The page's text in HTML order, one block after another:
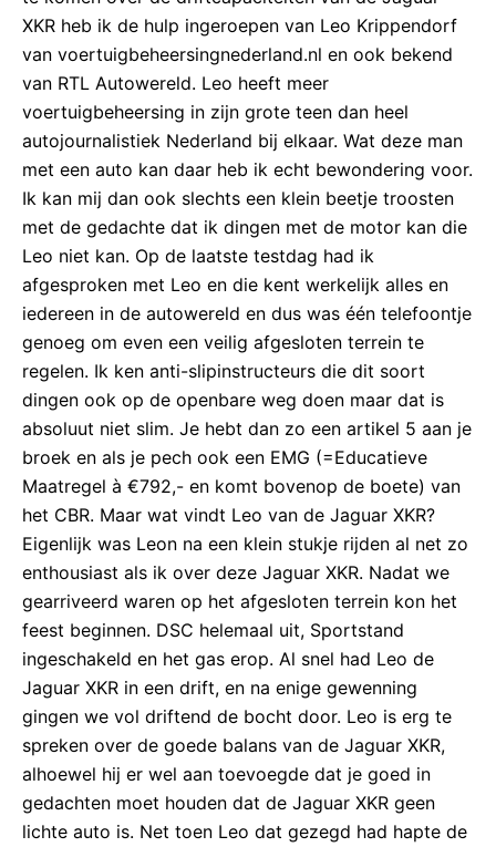
XKR heb ik de hulp ingeroepen van Leo Krippendorf
van voertuigbeheersingnederland.nl en ook bekend
van RTL Autowereld. Leo heeft meer
voertuigbeheersing in zijn grote teen dan heel
autojournalistiek Nederland bij elkaar. Wat deze man
met een auto kan daar heb ik echt bewondering voor.
Ik kan mij dan ook slechts een klein beetje troosten
met de gedachte dat ik dingen met de motor kan die
Leo niet kan. Op de laatste testdag had ik
afgesproken met Leo en die kent werkelijk alles en
iedereen in de autowereld en dus was één telefoontje
genoeg om even een veilig afgesloten terrein te
regelen. Ik ken anti-slipinstructeurs die dit soort
dingen ook op de openbare weg doen maar dat is
absoluut niet slim. Je hebt dan zo een artikel 5 aan je
broek en als je pech ook een EMG (=Educatieve
Maatregel à €792,- en komt bovenop de boete) van
het CBR. Maar wat vindt Leo van de Jaguar XKR?
Eigenlijk was Leon na een klein stukje rijden al net zo
enthousiast als ik over deze Jaguar XKR. Nadat we
gearriveerd waren op het afgesloten terrein kon het
feest beginnen. DSC helemaal uit, Sportstand
ingeschakeld en het gas erop. Al snel had Leo de
Jaguar XKR in een drift, en na enige gewenning
gingen we vol driftend de bocht door. Leo is erg te
spreken over de goede balans van de Jaguar XKR,
alhoewel hij er wel aan toevoegde dat je goed in
gedachten moet houden dat de Jaguar XKR geen
lichte auto is. Net toen Leo dat gezegd had hapte de